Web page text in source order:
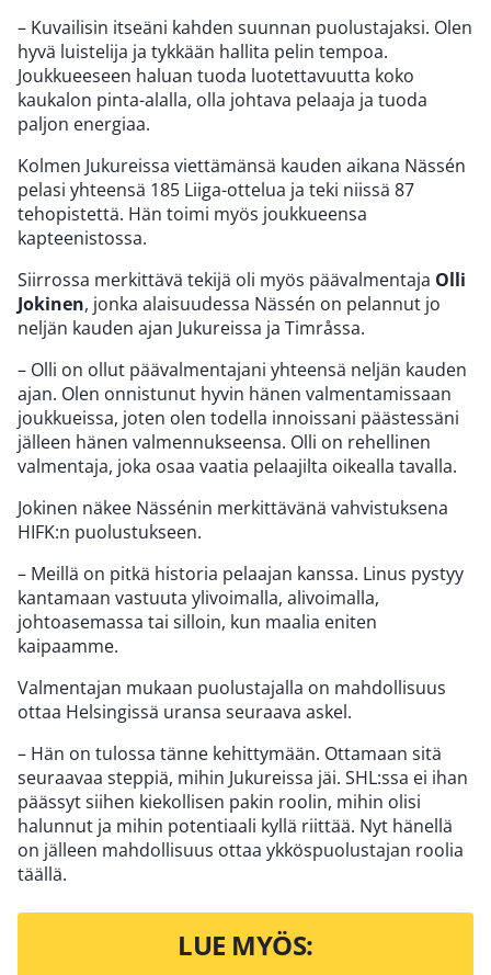
– Kuvailisin itseäni kahden suunnan puolustajaksi. Olen
hyvä luistelija ja tykkään hallita pelin tempoa.
Joukkueeseen haluan tuoda luotettavuutta koko
kaukalon pinta-alalla, olla johtava pelaaja ja tuoda
paljon energiaa.
Kolmen Jukureissa viettämänsä kauden aikana Nässén
pelasi yhteensä 185 Liiga-ottelua ja teki niissä 87
tehopistettä. Hän toimi myös joukkueensa
kapteenistossa.
Siirrossa merkittävä tekijä oli myös päävalmentaja Olli
Jokinen, jonka alaisuudessa Nässén on pelannut jo
neljän kauden ajan Jukureissa ja Timråssa.
– Olli on ollut päävalmentajani yhteensä neljän kauden
ajan. Olen onnistunut hyvin hänen valmentamissaan
joukkueissa, joten olen todella innoissani päästessäni
jälleen hänen valmennukseensa. Olli on rehellinen
valmentaja, joka osaa vaatia pelaajilta oikealla tavalla.
Jokinen näkee Nässénin merkittävänä vahvistuksena
HIFK:n puolustukseen.
– Meillä on pitkä historia pelaajan kanssa. Linus pystyy
kantamaan vastuuta ylivoimalla, alivoimalla,
johtoasemassa tai silloin, kun maalia eniten
kaipaamme.
Valmentajan mukaan puolustajalla on mahdollisuus
ottaa Helsingissä uransa seuraava askel.
– Hän on tulossa tänne kehittymään. Ottamaan sitä
seuraavaa steppiä, mihin Jukureissa jäi. SHL:ssa ei ihan
päässyt siihen kiekollisen pakin roolin, mihin olisi
halunnut ja mihin potentiaali kyllä riittää. Nyt hänellä
on jälleen mahdollisuus ottaa ykköspuolustajan roolia
täällä.
LUE MYÖS: